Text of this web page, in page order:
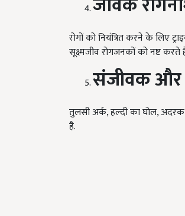
रोगों को नियंत्रित करने के लिए
सूक्ष्मजीव रोगजनकों को नष्ट करते
संजीवक और
तुलसी अर्क, हल्दी का घोल,
है.